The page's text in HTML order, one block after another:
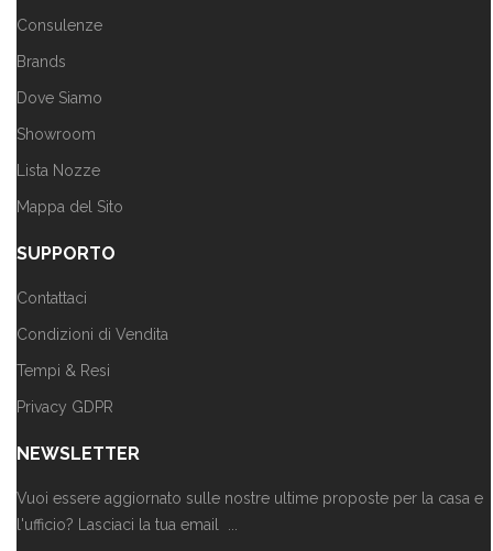
Consulenze
Brands
Dove Siamo
Showroom
Lista Nozze
Mappa del Sito
SUPPORTO
Contattaci
Condizioni di Vendita
Tempi & Resi
Privacy GDPR
NEWSLETTER
Vuoi essere aggiornato sulle nostre ultime proposte per la casa e
l'ufficio? Lasciaci la tua email ...